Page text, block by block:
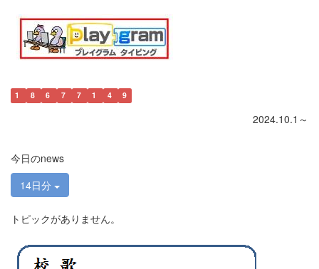
1 8 6 7 7 1 4 9
2024.10.1～
今日のnews
14日分
トピックがありません。